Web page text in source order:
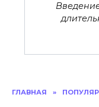
ГЛАВНАЯ »